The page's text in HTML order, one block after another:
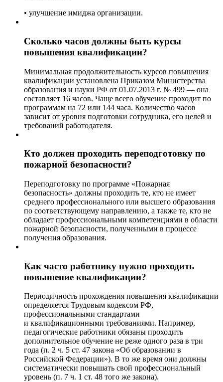
• улучшение имиджа организации.
Сколько часов должны быть курсы
повышения квалификации?
Минимальная продолжительность курсов повышения
квалификации установлена Приказом Министерства
образования и науки РФ от 01.07.2013 г. № 499 — она
составляет 16 часов. Чаще всего обучение проходит по
программам на 72 или 144 часа. Количество часов
зависит от уровня подготовки сотрудника, его целей и
требований работодателя.
Кто должен проходить переподготовку по
пожарной безопасности?
Переподготовку по программе «Пожарная
безопасность» должны проходить те, кто не имеет
среднего профессионального или высшего образования
по соответствующему направлению, а также те, кто не
обладает профессиональными компетенциями в области
пожарной безопасности, полученными в процессе
получения образования.
Как часто работнику нужно проходить
повышение квалификации?
Периодичность прохождения повышения квалификации
определяется Трудовым кодексом РФ,
профессиональными стандартами
и квалификационными требованиями. Например,
педагогические работники обязаны проходить
дополнительное обучение не реже одного раза в три
года (п. 2 ч. 5 ст. 47 закона «Об образовании в
Российской Федерации»). В то же время они должны
систематически повышать свой профессиональный
уровень (п. 7 ч. 1 ст. 48 того же закона).